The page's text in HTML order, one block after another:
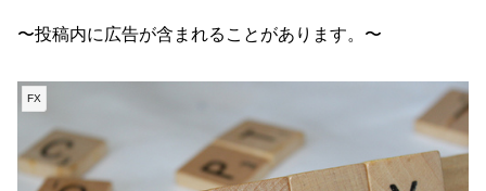
〜投稿内に広告が含まれることがあります。〜
FX